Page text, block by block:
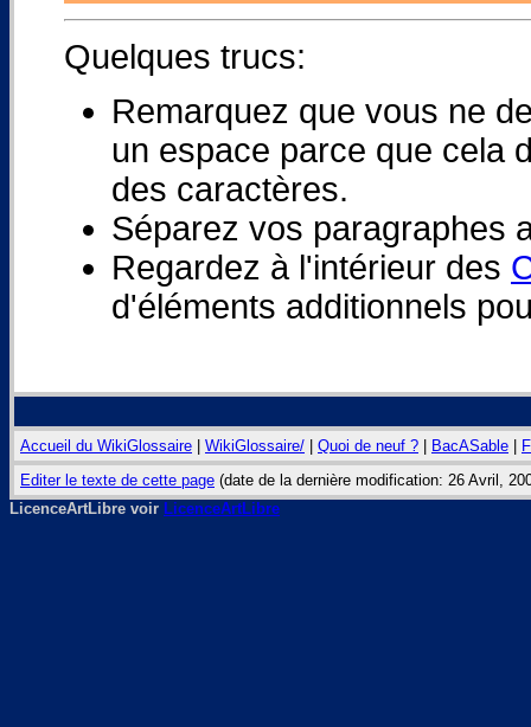
Quelques trucs:
Remarquez que vous ne
un espace parce que cela
des caractères.
Séparez vos paragraphes
Regardez à l'intérieur des
d'éléments additionnels
Accueil du WikiGlossaire WikiGlossaire/ Quoi de neuf ? BacASable
Editer le texte de cette page (date de la dernière modification: 26 Avril,
LicenceArtLibre voir LicenceArtLibre